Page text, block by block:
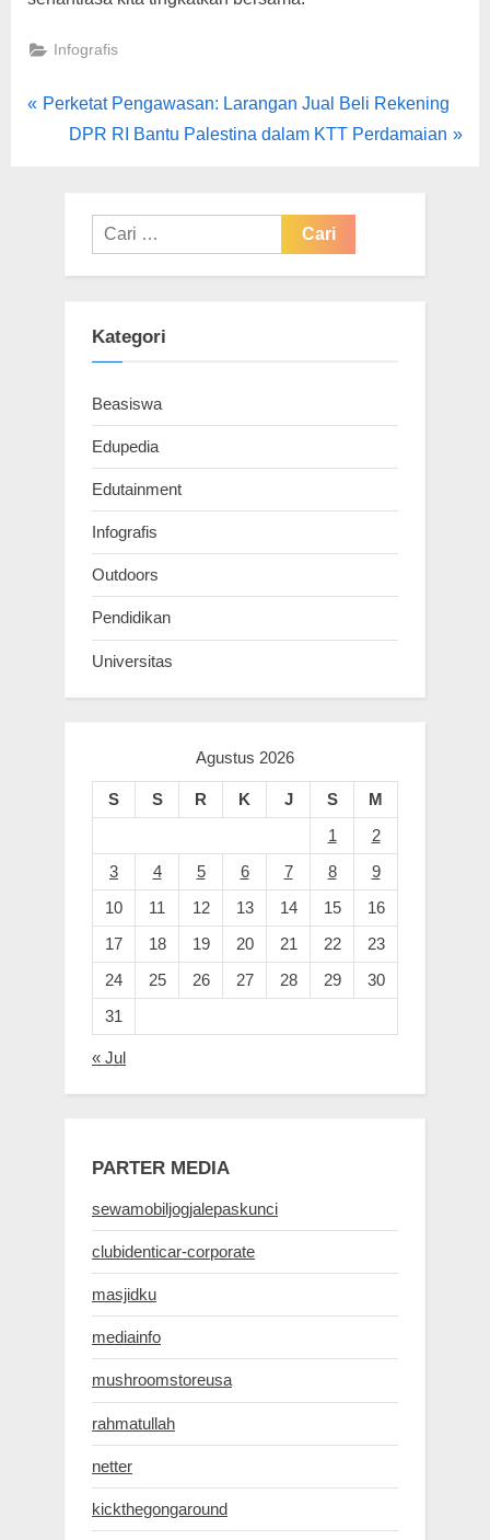
Infografis
Navigasi
P
Perketat Pengawasan: Larangan Jual Beli Rekening
N
DPR RI Bantu Palestina dalam KTT Perdamaian
Cari
untuk:
Kategori
Beasiswa
Edupedia
Edutainment
Infografis
Outdoors
Pendidikan
Universitas
Agustus 2026
S S R K J S
M
1
2
3
4 5 6 7 8
9
10
11 12 13 14 15
16
17
18 19 20 21 22
23
24
25 26 27 28 29
30
31
« Jul
PARTER MEDIA
sewamobiljogjalepaskunci
clubidenticar-corporate
masjidku
mediainfo
mushroomstoreusa
rahmatullah
netter
kickthegongaround